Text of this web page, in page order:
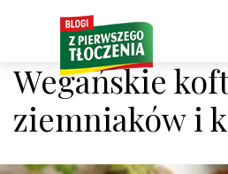
Wegańskie
ziemniaków i